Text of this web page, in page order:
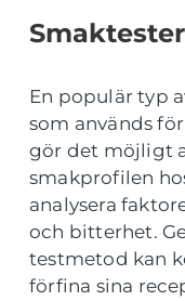
En populär typ
som används
gör det möjligt
smakprofilen
analysera
och bitterhet.
testmetod kan
förfina sina